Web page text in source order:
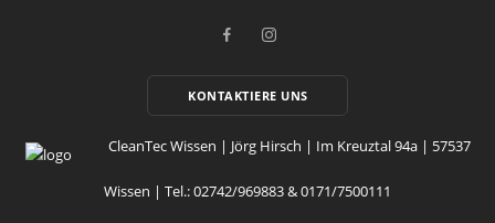
KONTAKTIERE UNS
CleanTec Wissen | Jörg Hirsch | Im Kreuztal 94a | 57537
Wissen | Tel.: 02742/969883 & 0171/7500111